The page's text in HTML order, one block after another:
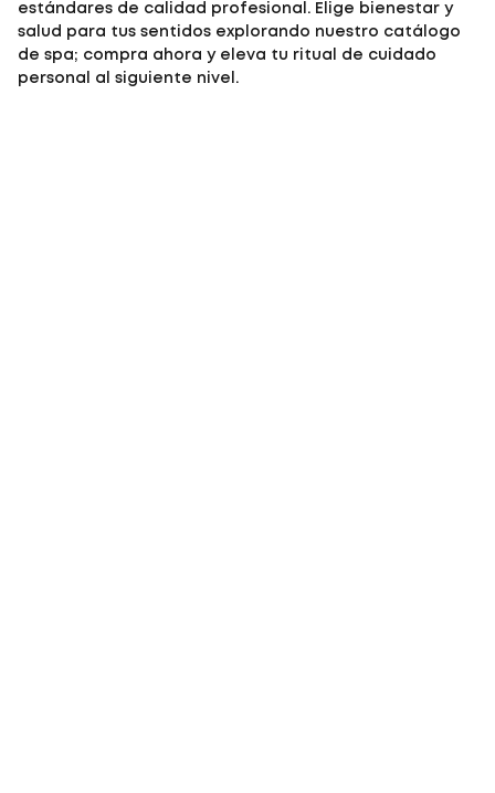
estándares de calidad profesional. Elige bienestar y
salud para tus sentidos explorando nuestro catálogo
de spa; compra ahora y eleva tu ritual de cuidado
personal al siguiente nivel.